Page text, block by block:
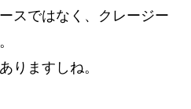
スではなく、クレージー
りますしね。